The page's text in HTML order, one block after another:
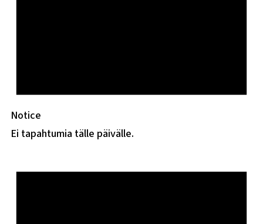
Notice
Ei tapahtumia tälle päivälle.